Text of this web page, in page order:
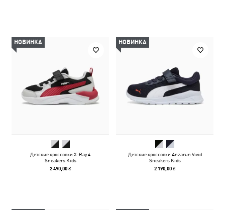
НОВИНКА
Детские кроссовки X-Ray 4
Sneakers Kids
2 490,00 ₴
НОВИНКА
Детские кроссовки Anzarun Vivid
Sneakers Kids
2 190,00 ₴